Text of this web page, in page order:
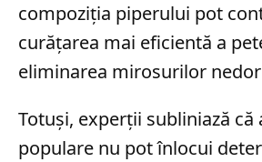
compoziția piperului pot
curățarea mai eficientă a
eliminarea mirosurilor
Totuși, experții subliniază că
populare nu pot înlocui